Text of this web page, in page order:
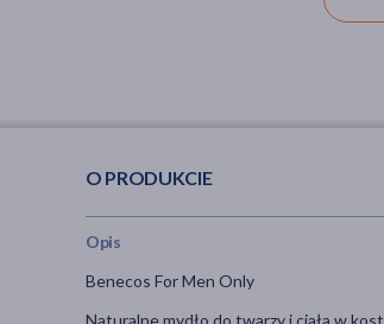
bez
O PRODUKCIE
Opis
Benecos For Men Only